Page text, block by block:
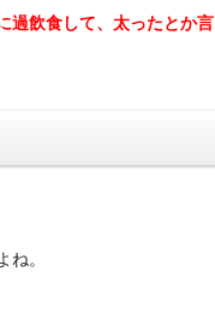
過飲食して、太ったとか言
。